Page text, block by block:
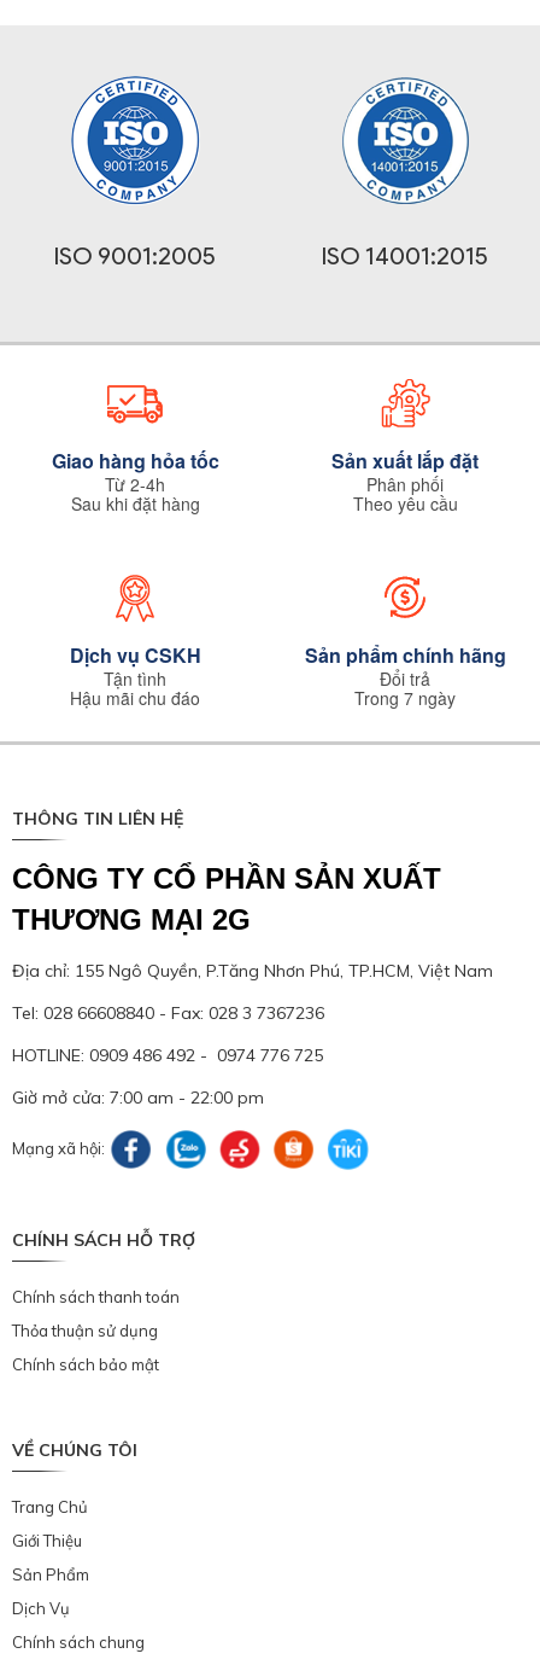
ISO 9001:2005 ISO 14001:2015
Giao hàng hỏa tốc
Từ 2-4h
Sau khi đặt hàng
Sản xuất lắp đặt
Phân phối
Theo yêu cầu
Dịch vụ CSKH
Tận tình
Hậu mãi chu đáo
Sản phẩm chính hãng
Đổi trả
Trong 7 ngày
THÔNG TIN LIÊN HỆ
CÔNG TY CỔ PHẦN SẢN XUẤT
THƯƠNG MẠI 2G
Địa chỉ: 155 Ngô Quyền, P.Tăng Nhơn Phú, TP.HCM, Việt Nam
Tel: 028 66608840 - Fax: 028 3 7367236
HOTLINE: 0909 486 492 - 0974 776 725
Giờ mở cửa: 7:00 am - 22:00 pm
Mạng xã hội:
CHÍNH SÁCH HỖ TRỢ
Chính sách thanh toán
Thỏa thuận sử dụng
Chính sách bảo mật
VỀ CHÚNG TÔI
Trang Chủ
Giới Thiệu
Sản Phẩm
Dịch Vụ
Chính sách chung